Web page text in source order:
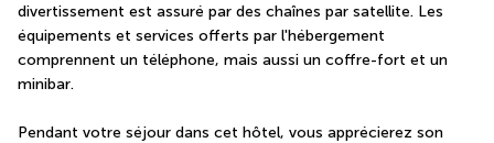
divertissement est assuré par des chaînes par satellite. Les
équipements et services offerts par l'hébergement
comprennent un téléphone, mais aussi un coffre-fort et un
minibar.
Pendant votre séjour dans cet hôtel, vous apprécierez son